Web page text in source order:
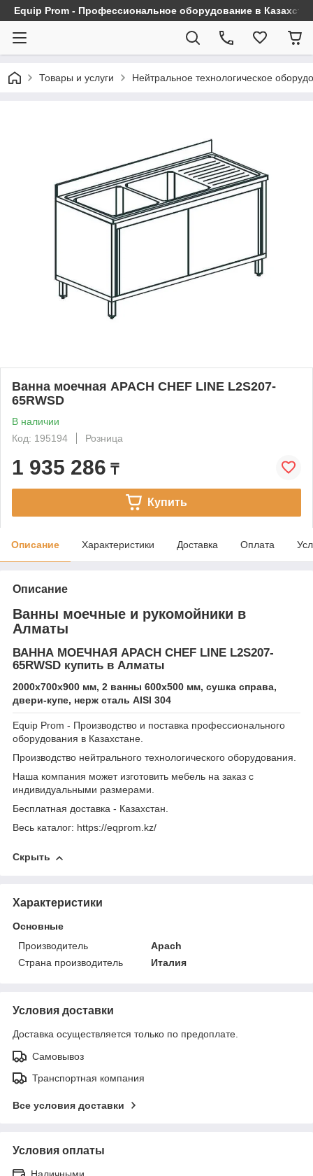
Equip Prom - Профессиональное оборудование в
Товары и услуги Нейтральное технологическое
Ванна моечная APACH CHEF LINE L2S207-
65RWSD
В наличии
Код: 195194
Розница
1 935 286 ₸
Купить
Описание Характеристики Доставка Оплата
Описание
Ванны моечные и рукомойники в
Алматы
ВАННА МОЕЧНАЯ APACH CHEF LINE L2S207-
65RWSD купить в Алматы
2000х700х900 мм, 2 ванны 600х500 мм, сушка справа,
двери-купе, нерж сталь AISI 304
Equip Prom - Производство и поставка профессионального
оборудования в Казахстане.
Производство нейтрального технологического оборудования.
Наша компания может изготовить мебель на заказ с
индивидуальными размерами.
Бесплатная доставка - Казахстан.
Весь каталог: https://eqprom.kz/
Скрыть
Характеристики
Основные
Производитель
Apach
Страна производитель
Италия
Условия доставки
Доставка осуществляется только по предоплате.
Самовывоз
Транспортная компания
Все условия доставки
Условия оплаты
Наличными